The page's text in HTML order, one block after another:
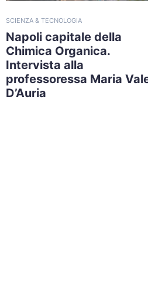
SCIENZA & TECNOLOGIA
Napoli capitale della
Chimica Organica.
Intervista alla
professoressa Maria
D’Auria